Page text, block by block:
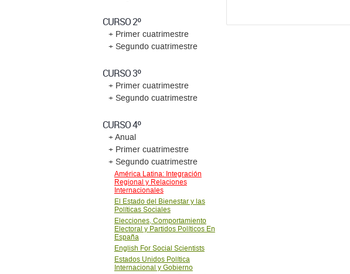
CURSO 2º
+ Primer cuatrimestre
+ Segundo cuatrimestre
CURSO 3º
+ Primer cuatrimestre
+ Segundo cuatrimestre
CURSO 4º
+ Anual
+ Primer cuatrimestre
+ Segundo cuatrimestre
América Latina: Integración
Regional y Relaciones
Internacionales
El Estado del Bienestar y las
Políticas Sociales
Elecciones, Comportamiento
Electoral y Partidos Políticos En
España
English For Social Scientists
Estados Unidos Política
Internacional y Gobierno